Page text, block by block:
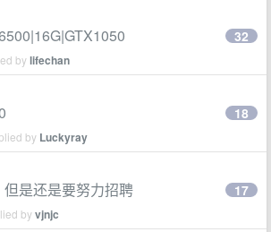
bylifechan
32
by Luckyray
18
是还是要努力招聘
byvjnjc
17